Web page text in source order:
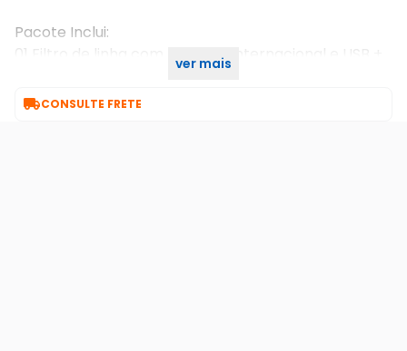
Pacote Inclui:
01 Filtro de linha com Tomada Internacional e USB +
ver mais
CONSULTE FRETE